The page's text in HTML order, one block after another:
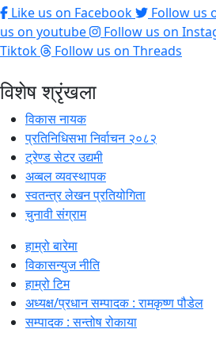
Like us on Facebook Follow us
us on youtube
Follow us on
Tiktok
Follow us on Threads
विशेष श्रृंखला
विकास नायक
प्रतिनिधिसभा निर्वाचन २०८२
ट्रेण्ड सेटर उद्यमी
अव्बल व्यवस्थापक
स्वतन्त्र लेखन प्रतियोगिता
चुनावी संग्राम
हाम्रो बारेमा
विकासन्युज नीति
हाम्रो टिम
अध्यक्ष/प्रधान सम्पादक : रामकृष्ण पौडेल
सम्पादक : सन्तोष रोकाया